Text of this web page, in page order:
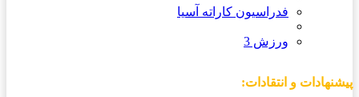
فدراسیون کاراته آسیا
ورزش 3
پیشنهادات و انتقادات: